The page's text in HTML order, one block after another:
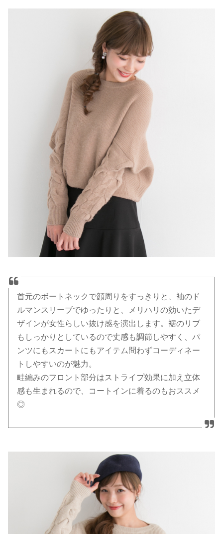
首元のボートネックで顔周りをすっきりと、袖のド
ルマンスリーブでゆったりと、メリハリの効いたデ
ザインが女性らしい抜け感を演出します。裾のリブ
もしっかりとしているので丈感も調節しやすく、パ
ンツにもスカートにもアイテム問わずコーディネー
トしやすいのが魅力。
畦編みのフロント部分はストライプ効果に加え立体
感も生まれるので、コートインに着るのもおススメ
◎